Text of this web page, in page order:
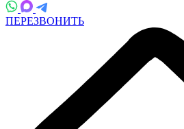
ПЕРЕЗВОНИТЬ